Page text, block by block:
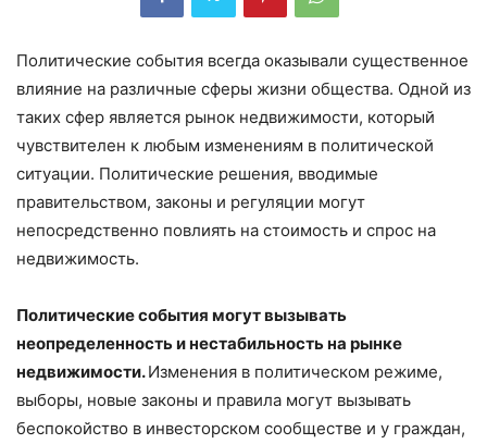
Политические события всегда оказывали существенное
влияние на различные сферы жизни общества. Одной из
таких сфер является рынок недвижимости, который
чувствителен к любым изменениям в политической
ситуации. Политические решения, вводимые
правительством, законы и регуляции могут
непосредственно повлиять на стоимость и спрос на
недвижимость.
Политические события могут вызывать
неопределенность и нестабильность на рынке
недвижимости.Изменения в политическом режиме,
выборы, новые законы и правила могут вызывать
беспокойство в инвесторском сообществе и у граждан,